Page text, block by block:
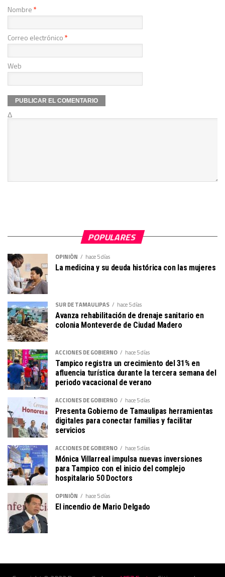
Nombre*
Correo electrónico*
Web
Δ
POPULARES
OPINIÓN hace 5 días
La medicina y su deuda histórica con las mujeres
SUR DE TAMAULIPAS hace 5 días
Avanza rehabilitación de drenaje sanitario en
colonia Monteverde de Ciudad Madero
ACCIONES DE GOBIERNO hace 5 días
Tampico registra un crecimiento del 31% en
afluencia turística durante la tercera semana del
periodo vacacional de verano
ACCIONES DE GOBIERNO hace 5 días
Presenta Gobierno de Tamaulipas herramientas
digitales para conectar familias y facilitar
servicios
ACCIONES DE GOBIERNO hace 5 días
Mónica Villarreal impulsa nuevas inversiones
para Tampico con el inicio del complejo
hospitalario 50 Doctors
OPINIÓN hace 5 días
El incendio de Mario Delgado